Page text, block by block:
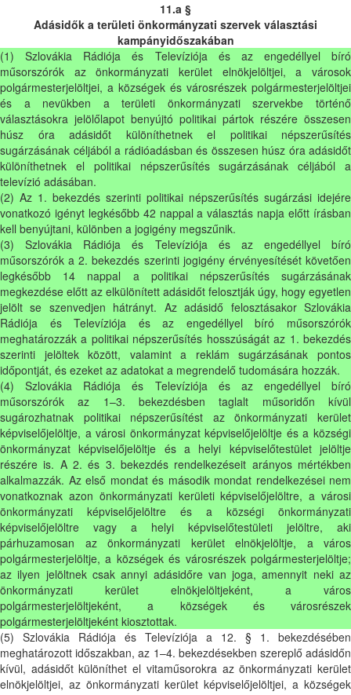
11.a §
Adásidők a területi önkormányzati szervek választási
kampányidőszakában
(1) Szlovákia Rádiója és Televíziója és az engedéllyel bíró
műsorszórók az önkormányzati kerület elnökjelöltjei, a városok
polgármesterjelöltjei, a községek és városrészek polgármesterjelöltjei
és a nevükben a területi önkormányzati szervekbe történő
választásokra jelölőlapot benyújtó politikai pártok részére összesen
húsz óra adásidőt különíthetnek el politikai népszerűsítés
sugárzásának céljából a rádióadásban és összesen húsz óra adásidőt
különíthetnek el politikai népszerűsítés sugárzásának céljából a
televízió adásában.
(2) Az 1. bekezdés szerinti politikai népszerűsítés sugárzási idejére
vonatkozó igényt legkésőbb 42 nappal a választás napja előtt írásban
kell benyújtani, különben a jogigény megszűnik.
(3) Szlovákia Rádiója és Televíziója és az engedéllyel bíró
műsorszórók a 2. bekezdés szerinti jogigény érvényesítését követően
legkésőbb 14 nappal a politikai népszerűsítés sugárzásának
megkezdése előtt az elkülönített adásidőt felosztják úgy, hogy egyetlen
jelölt se szenvedjen hátrányt. Az adásidő felosztásakor Szlovákia
Rádiója és Televíziója és az engedéllyel bíró műsorszórók
meghatározzák a politikai népszerűsítés hosszúságát az 1. bekezdés
szerinti jelöltek között, valamint a reklám sugárzásának pontos
időpontját, és ezeket az adatokat a megrendelő tudomására hozzák.
(4) Szlovákia Rádiója és Televíziója és az engedéllyel bíró
műsorszórók az 1–3. bekezdésben taglalt műsoridőn kívül
sugározhatnak politikai népszerűsítést az önkormányzati kerület
képviselőjelöltje, a városi önkormányzat képviselőjelöltje és a községi
önkormányzat képviselőjelöltje és a helyi képviselőtestület jelöltje
részére is. A 2. és 3. bekezdés rendelkezéseit arányos mértékben
alkalmazzák. Az első mondat és második mondat rendelkezései nem
vonatkoznak azon önkormányzati kerületi képviselőjelöltre, a városi
önkormányzati képviselőjelöltre és a községi önkormányzati
képviselőjelöltre vagy a helyi képviselőtestületi jelöltre, aki
párhuzamosan az önkormányzati kerület elnökjelöltje, a város
polgármesterjelöltje, a községek és városrészek polgármesterjelöltje;
az ilyen jelöltnek csak annyi adásidőre van joga, amennyit neki az
önkormányzati kerület elnökjelöltjeként, a város
polgármesterjelöltjeként, a községek és városrészek
polgármesterjelöltjeként kiosztottak.
(5) Szlovákia Rádiója és Televíziója a 12. § 1. bekezdésében
meghatározott időszakban, az 1–4. bekezdésekben szereplő adásidőn
kívül, adásidőt különíthet el vitaműsorokra az önkormányzati kerület
elnökjelöltjei, az önkormányzati kerület képviselőjelöltjei, a községek